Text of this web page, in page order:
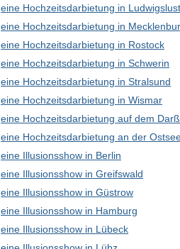
eine Hochzeitsdarbietung in Ludwigslust
eine Hochzeitsdarbietung in
eine Hochzeitsdarbietung in Rostock
eine Hochzeitsdarbietung in Schwerin
eine Hochzeitsdarbietung in Stralsund
eine Hochzeitsdarbietung in Wismar
eine Hochzeitsdarbietung auf dem Darß
eine Hochzeitsdarbietung an der
eine Illusionsshow in Berlin
eine Illusionsshow in Greifswald
eine Illusionsshow in Güstrow
eine Illusionsshow in Hamburg
eine Illusionsshow in Lübeck